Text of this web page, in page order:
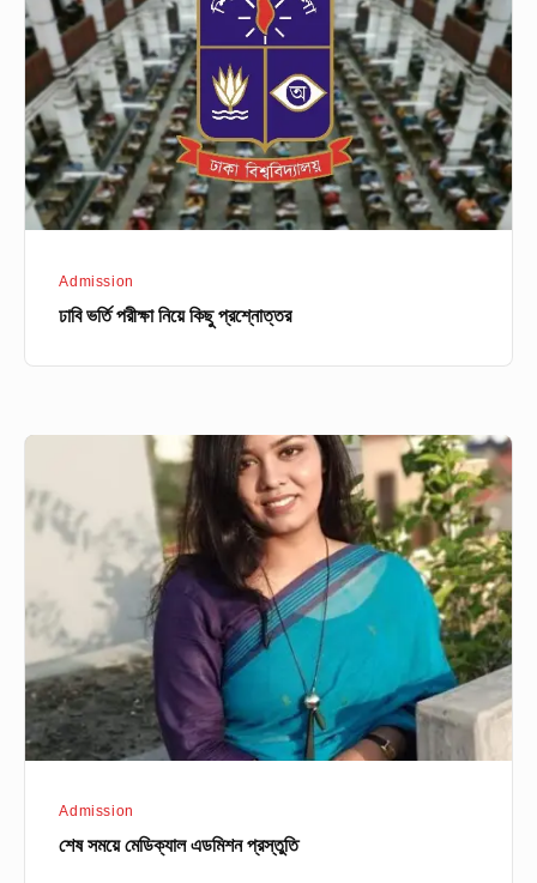
নিয়ে
কিছু
প্রশ্নোত্তর
Admission
ঢাবি ভর্তি পরীক্ষা নিয়ে কিছু প্রশ্নোত্তর
সময়ে
মেডিক্যাল
এডমিশন
Admission
শেষ সময়ে মেডিক্যাল এডমিশন প্রস্তুতি